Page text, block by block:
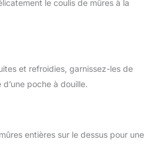
le coulis de mûres à la
et refroidies, garnissez-les de
poche à douille.
entières sur le dessus pour une